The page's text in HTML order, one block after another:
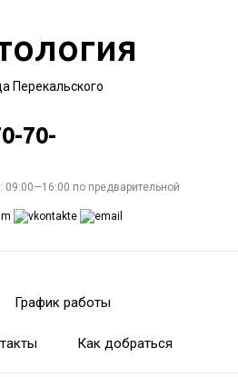
Перекальского
70-
09:00—16:00 по предварительной
График работы
Как добраться